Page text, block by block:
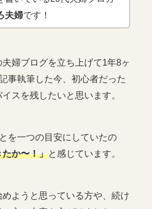
夫婦です！
婦ブログを立ち上げて1年8ヶ
事執筆した今、初心者だった
スを残したいと思います。
を一つの目安にしていたの
か〜！」と感じています。
ようと思っている方や、続け